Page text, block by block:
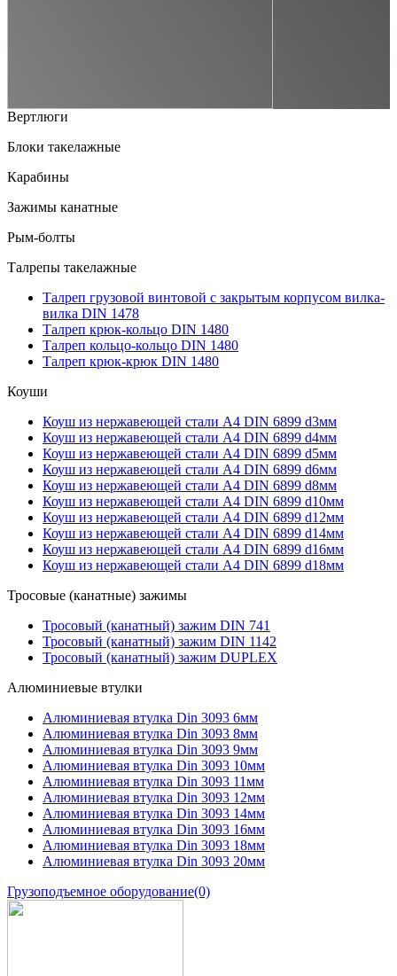
Вертлюги
Блоки такелажные
Карабины
Зажимы канатные
Рым-болты
Талрепы такелажные
Талреп грузовой винтовой с закрытым корпусом вилка-
вилка DIN 1478
Талреп крюк-кольцо DIN 1480
Талреп кольцо-кольцо DIN 1480
Талреп крюк-крюк DIN 1480
Коуши
Коуш из нержавеющей стали А4 DIN 6899 d3мм
Коуш из нержавеющей стали А4 DIN 6899 d4мм
Коуш из нержавеющей стали А4 DIN 6899 d5мм
Коуш из нержавеющей стали А4 DIN 6899 d6мм
Коуш из нержавеющей стали А4 DIN 6899 d8мм
Коуш из нержавеющей стали А4 DIN 6899 d10мм
Коуш из нержавеющей стали А4 DIN 6899 d12мм
Коуш из нержавеющей стали А4 DIN 6899 d14мм
Коуш из нержавеющей стали А4 DIN 6899 d16мм
Коуш из нержавеющей стали А4 DIN 6899 d18мм
Тросовые (канатные) зажимы
Тросовый (канатный) зажим DIN 741
Тросовый (канатный) зажим DIN 1142
Тросовый (канатный) зажим DUPLEX
Алюминиевые втулки
Алюминиевая втулка Din 3093 6мм
Алюминиевая втулка Din 3093 8мм
Алюминиевая втулка Din 3093 9мм
Алюминиевая втулка Din 3093 10мм
Алюминиевая втулка Din 3093 11мм
Алюминиевая втулка Din 3093 12мм
Алюминиевая втулка Din 3093 14мм
Алюминиевая втулка Din 3093 16мм
Алюминиевая втулка Din 3093 18мм
Алюминиевая втулка Din 3093 20мм
Грузоподъемное оборудование(0)